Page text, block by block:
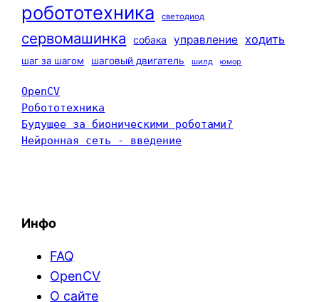
робототехника светодиод
сервомашинка собака управление ходить
шаг за шагом шаговый двигатель шилд юмор
OpenCV
Робототехника
Будущее за бионическими роботами?
Нейронная сеть - введение
Инфо
FAQ
OpenCV
О сайте